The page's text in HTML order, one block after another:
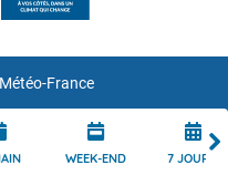
WEEK-END 7 JOURS
Météo-France